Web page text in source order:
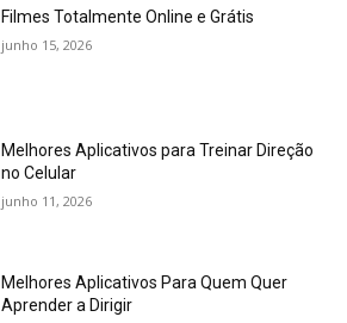
Filmes Totalmente Online e Grátis
junho 15, 2026
Melhores Aplicativos para Treinar Direção
no Celular
junho 11, 2026
Melhores Aplicativos Para Quem Quer
Aprender a Dirigir